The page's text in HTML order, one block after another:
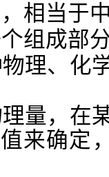
相当于
组成部
理、化
量，在
来确定